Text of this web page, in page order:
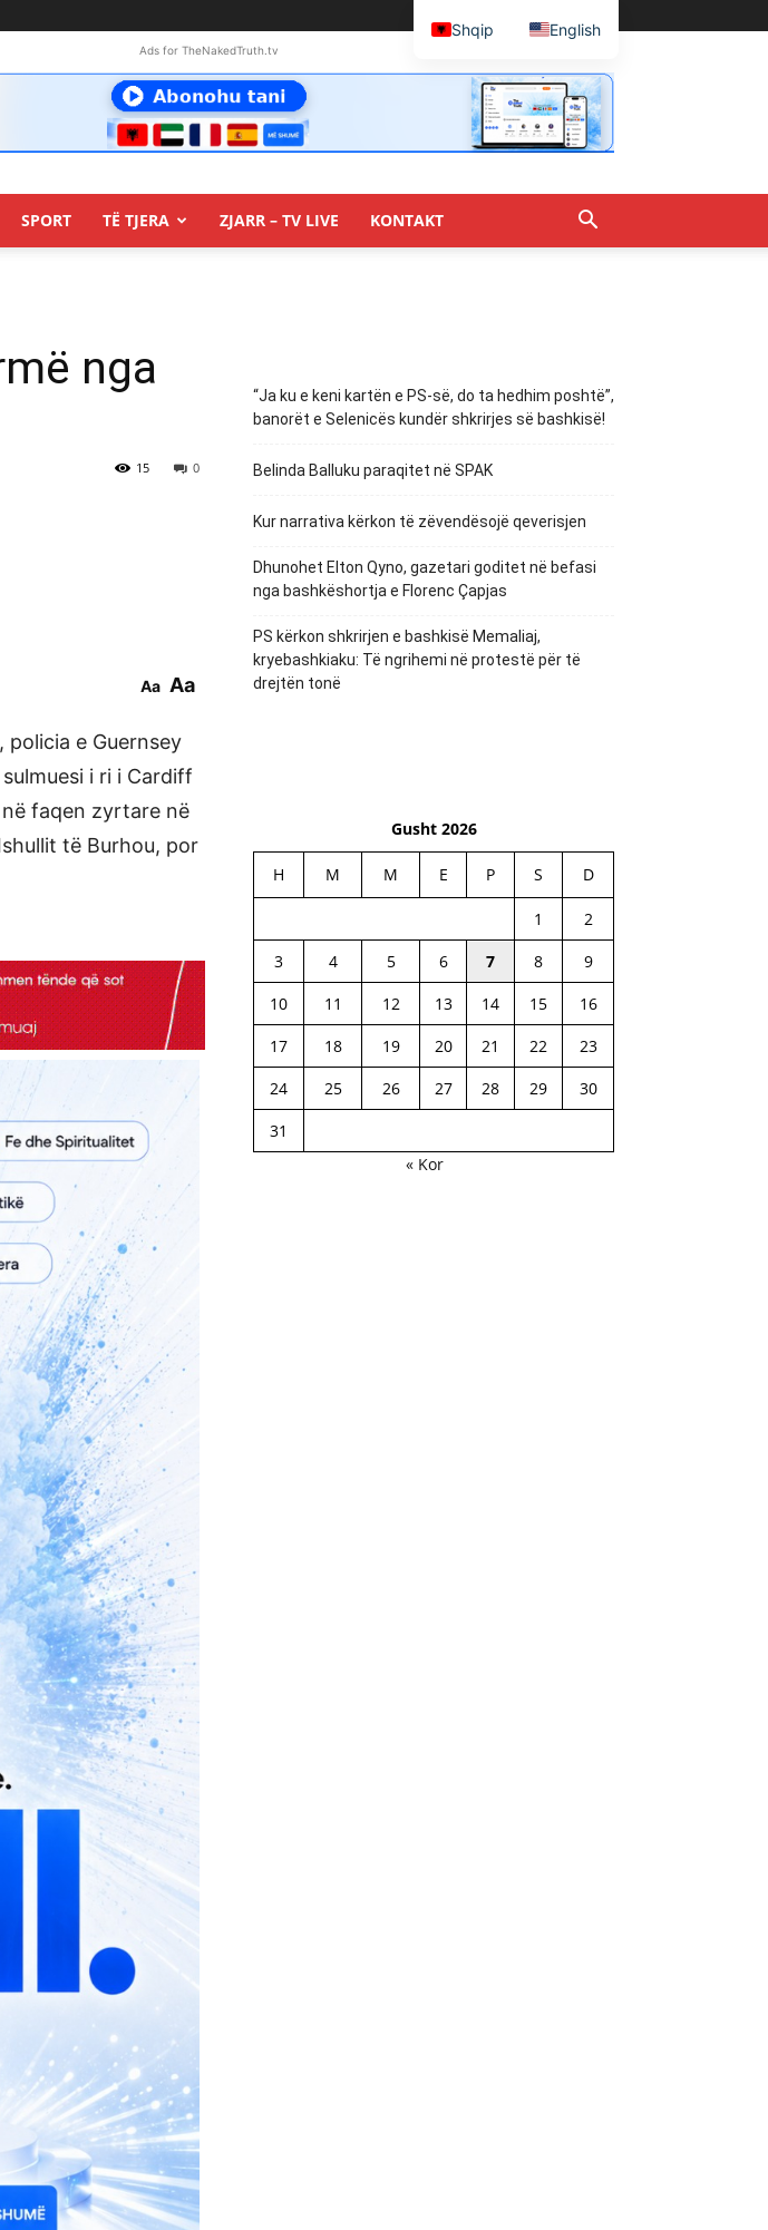
Ads for TheNakedTruth.tv
SPORT TË TJERA ZJARR – TV LIVE KONTAKT
nga
0
15
Aa Aa
policia e Guernsey
i ri i Cardiff
faqen zyrtare në
të Burhou, por
“Ja ku e keni kartën e PS-së, do ta hedhim poshtë”,
banorët e Selenicës kundër shkrirjes së bashkisë!
Belinda Balluku paraqitet në SPAK
Kur narrativa kërkon të zëvendësojë qeverisjen
Dhunohet Elton Qyno, gazetari goditet në befasi
nga bashkëshortja e Florenc Çapjas
PS kërkon shkrirjen e bashkisë Memaliaj,
kryebashkiaku: Të ngrihemi në protestë për të
drejtën tonë
Gusht 2026
H M M E P S D
1
2
3
4 5 6 7 8
9
10
11 12 13 14 15
16
17
18 19 20 21 22
23
24
25 26 27 28 29
30
31
« Kor
Shqip English